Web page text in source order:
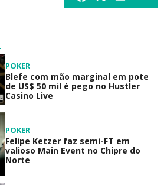
POKER
Blefe com mão marginal em pote
de US$ 50 mil é pego no Hustler
Casino Live
POKER
Felipe Ketzer faz semi-FT em
valioso Main Event no Chipre do
Norte